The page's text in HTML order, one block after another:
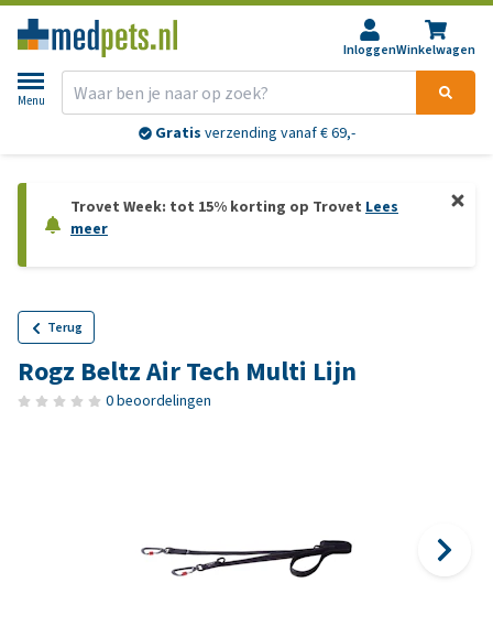
InloggenWinkelwagen
Menu
Gratis verzending vanaf € 69,-
Trovet Week: tot 15% korting op Trovet Lees
meer
Terug
Rogz Beltz Air Tech Multi Lijn
0 beoordelingen